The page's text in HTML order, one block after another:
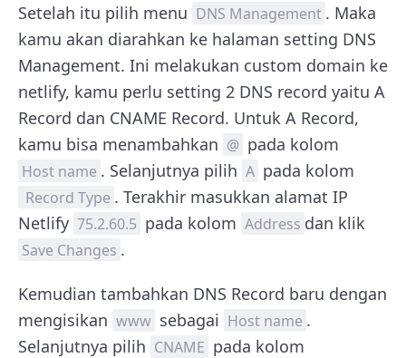
Setelah itu pilih menu DNS Management . Maka
kamu akan diarahkan ke halaman setting DNS
Management. Ini melakukan custom domain ke
netlify, kamu perlu setting 2 DNS record yaitu A
Record dan CNAME Record. Untuk A Record,
kamu bisa menambahkan @ pada kolom
Host name . Selanjutnya pilih A pada kolom
Record Type . Terakhir masukkan alamat IP
Netlify 75.2.60.5 pada kolom Address dan klik
Save Changes .
Kemudian tambahkan DNS Record baru dengan
mengisikan www sebagai Host name .
Selanjutnya pilih CNAME pada kolom